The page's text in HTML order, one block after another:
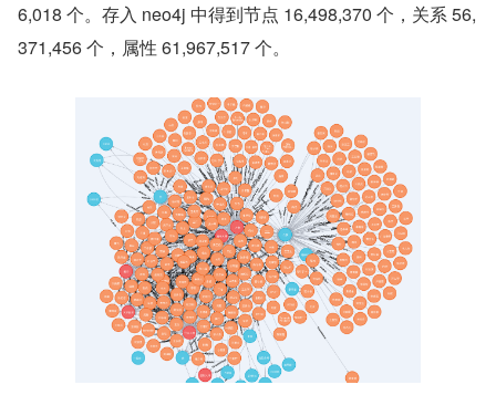
6,018 个。存入 neo4j 中得到节点 16,498,370 个，关系 56,
371,456 个，属性 61,967,517 个。